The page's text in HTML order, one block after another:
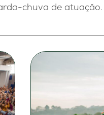
chuva de atuação.